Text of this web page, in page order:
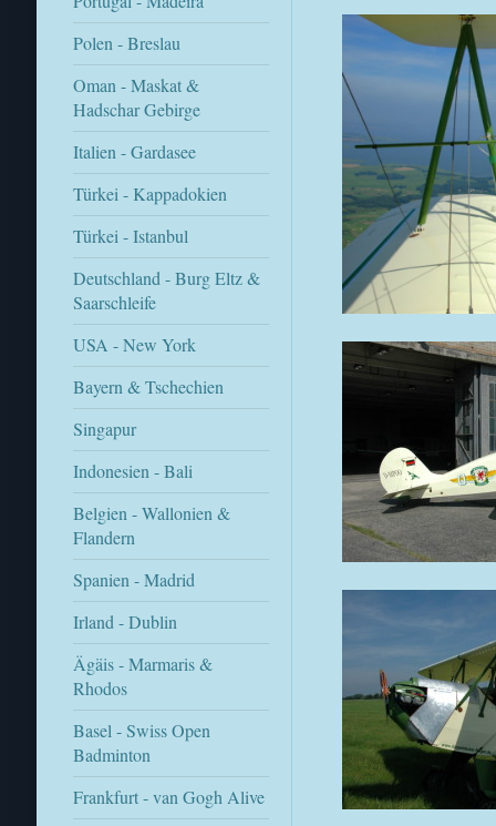
Polen - Breslau
Oman - Maskat &
Hadschar Gebirge
Italien - Gardasee
Türkei - Kappadokien
Türkei - Istanbul
Deutschland - Burg Eltz &
Saarschleife
USA - New York
Bayern & Tschechien
Singapur
Indonesien - Bali
Belgien - Wallonien &
Flandern
Spanien - Madrid
Irland - Dublin
Ägäis - Marmaris &
Rhodos
Basel - Swiss Open
Badminton
Frankfurt - van Gogh Alive